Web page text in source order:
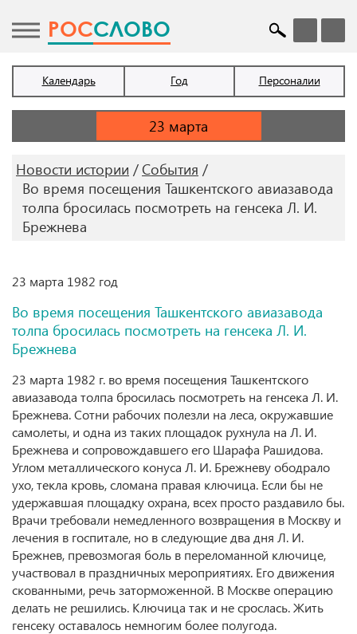
POCСЛОВО
Календарь Год Персоналии
Новости истории
События
Во время посещения Ташкентского авиазавода
толпа бросилась посмотреть на генсека Л. И.
Брежнева
23 марта 1982 год
Во время посещения Ташкентского авиазавода
толпа бросилась посмотреть на генсека Л. И.
Брежнева
23 марта 1982 г. во время посещения Ташкентского
авиазавода толпа бросилась посмотреть на генсека Л. И.
Брежнева. Сотни рабочих полезли на леса, окружавшие
самолеты, и одна из таких площадок рухнула на Л. И.
Брежнева и сопровождавшего его Шарафа Рашидова.
Углом металлического конуса Л. И. Брежневу ободрало
ухо, текла кровь, сломана правая ключица. Если бы не
удержавшая площадку охрана, всех просто раздавило бы.
Врачи требовали немедленного возвращения в Москву и
лечения в госпитале, но в следующие два дня Л. И.
Брежнев, превозмогая боль в переломанной ключице,
участвовал в праздничных мероприятиях. Его движения
скованными, речь заторможенной. В Москве операцию
делать не решились. Ключица так и не срослась. Жить
генсеку оставалось немногим более полугода.